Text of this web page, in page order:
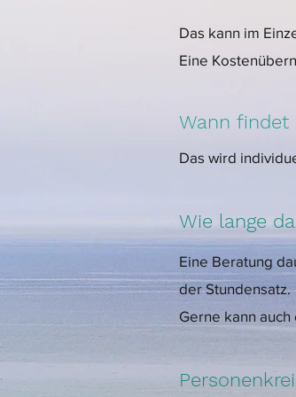
Das kann im
Eine
Wann findet
Das wird
Wie lange
Eine Beratung
der Stundensatz.
Gerne kann